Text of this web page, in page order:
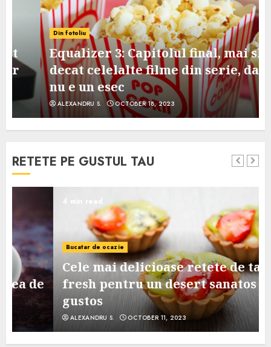
Din fotoliu
Equalizer 3: Capitolul final, mai slab
decat celelalte filme din serie, dar
nu e un esec
ALEXANDRU S. OCTOBER 18, 2023
RETETE PE GUSTUL TAU
Bucatar de ocazie
Cele mai delicioase retete de tarte
fresh pentru un desert sanatos si
gustos
ALEXANDRU S. OCTOBER 11, 2023